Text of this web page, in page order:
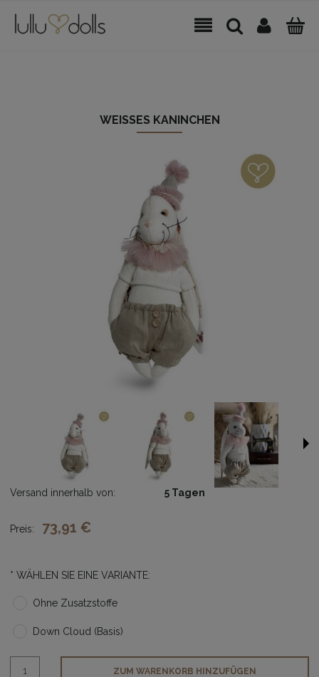
WEISSES KANINCHEN
Versand innerhalb von: 5 Tagen
Preis: 73,91 €
* WÄHLEN SIE EINE VARIANTE:
Ohne Zusatzstoffe
Down Cloud (Basis)
ZUM WARENKORB HINZUFÜGEN